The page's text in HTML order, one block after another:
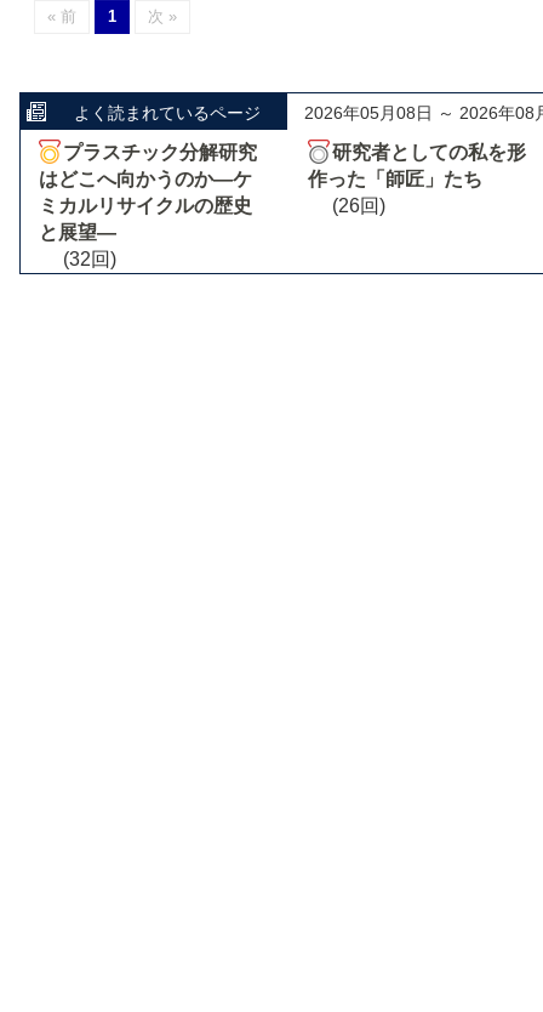
« 前 1 次 »
よく読まれているページ 2026年05月08日 ～ 2026年08
プラスチック分解研究
はどこへ向かうのか―ケ
ミカルリサイクルの歴史
と展望―
(32回)
研究者としての私を形
作った「師匠」たち
(26回)